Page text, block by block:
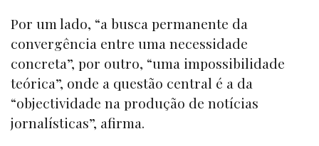
Por um lado, “a busca permanente da
convergência entre uma necessidade
concreta”, por outro, “uma impossibilidade
teórica”, onde a questão central é a da
“objectividade na produção de notícias
jornalísticas”, afirma.